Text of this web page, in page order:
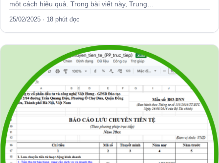
một cách hiệu quả. Trong bài viết này, Trung…
25/02/2025 · 18 phút đọc